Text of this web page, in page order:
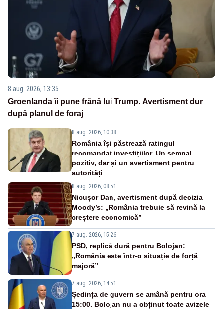
8 aug. 2026, 13:35
Groenlanda îi pune frână lui Trump. Avertisment dur
după planul de foraj
8 aug. 2026, 10:38
România își păstrează ratingul
recomandat investițiilor. Un semnal
pozitiv, dar și un avertisment pentru
autorități
8 aug. 2026, 08:51
Nicușor Dan, avertisment după decizia
Moody’s: „România trebuie să revină la
creștere economică”
7 aug. 2026, 15:26
PSD, replică dură pentru Bolojan:
„România este într-o situație de forță
majoră”
7 aug. 2026, 14:51
Ședința de guvern se amână pentru ora
15:00. Bolojan nu a obținut toate avizele